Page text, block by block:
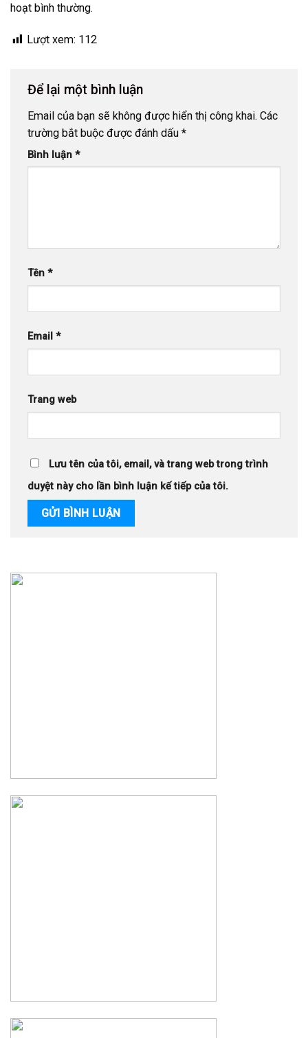
hoạt bình thường.
Lượt xem: 112
Để lại một bình luận
Email của bạn sẽ không được hiển thị công khai. Các
trường bắt buộc được đánh dấu *
Bình luận *
Tên *
Email *
Trang web
Lưu tên của tôi, email, và trang web trong trình
duyệt này cho lần bình luận kế tiếp của tôi.